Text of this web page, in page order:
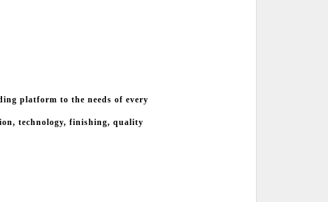
platform to the needs of every
technology, finishing, quality